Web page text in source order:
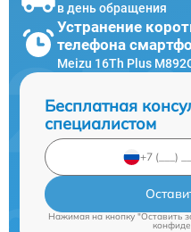
в день обращения
Устранение
телефона
Meizu 16Th Plus
Бесплатная
специалистом
Нажимая на кнопку "Оставить